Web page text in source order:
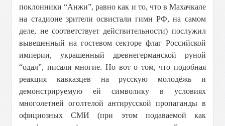
поклонники “Анжи”, равно как и то, что в Махачкале
на стадионе зрители освистали гимн РФ, на самом
деле, не соответствует действительности) послужил
вывешенный на гостевом секторе флаг Российской
империи, украшенный древнегерманской руной
“одал”, писали многие. Но вот о том, что подобная
реакция кавказцев на русскую молодёжь и
демонстрируемую ей символику в условиях
многолетней оголтелой антирусской пропаганды в
официозных СМИ (при этом подаваемой как